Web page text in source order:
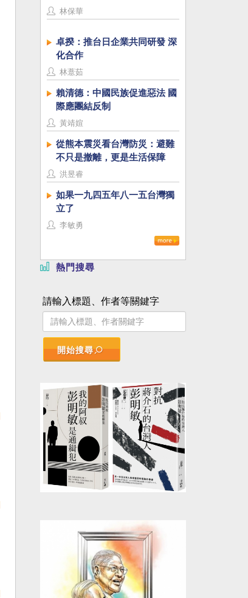
林保華
卓揆：推台日企業共同研發 深
化合作
林薏茹
賴清德：中國民族促進惡法 國
際應團結反制
黃靖媗
從熊本震災看台灣防災：避難
不只是撤離，更是生活保障
洪昱睿
如果一九四五年八一五台灣獨
立了
李敏勇
熱門搜尋
請輸入標題、作者等關鍵字
開始搜尋